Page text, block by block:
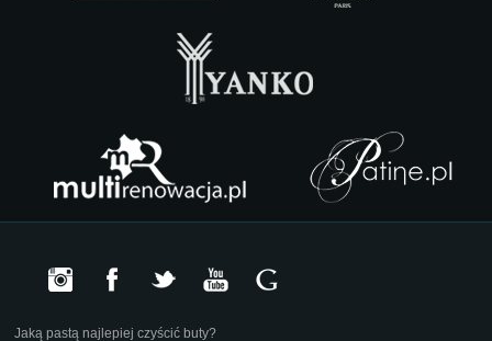
Jaką pastą najlepiej czyścić buty?